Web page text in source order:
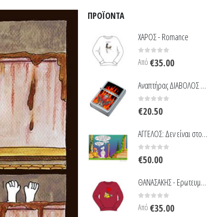
ΠΡΟΪΌΝΤΑ
ΧΑΡΟΣ - Romance
0 out of 5
Από €35.00
Αναπτήρας ΔΙΑΒΟΛΟΣ - Στις φλόγες
€20.50
ΑΓΓΕΛΟΣ: Δεν είναι στο χέρι σου
€50.00
ΘΑΝΑΣΑΚΗΣ - Ερωτευμένος
0 out of 5
Από €35.00